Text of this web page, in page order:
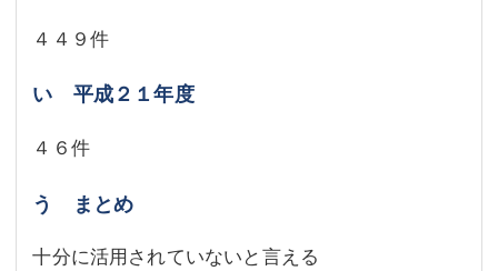
４４９件
い 平成２１年度
４６件
う まとめ
十分に活用されていないと言える